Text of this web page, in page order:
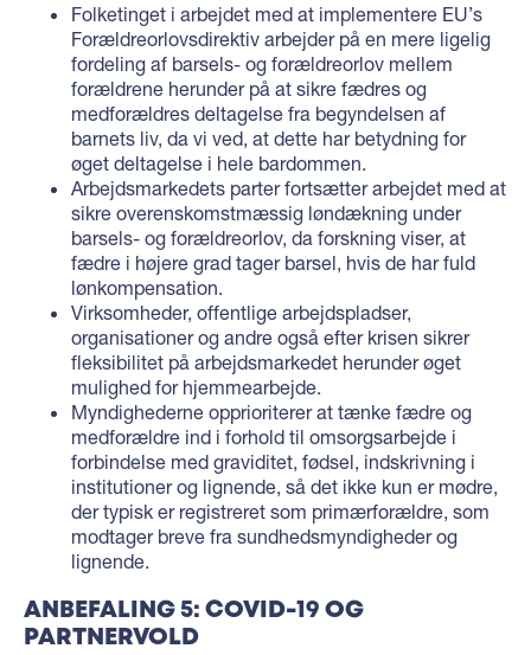
Folketinget i arbejdet med at implementere EU’s
Forældreorlovsdirektiv arbejder på en mere ligelig
fordeling af barsels- og forældreorlov mellem
forældrene herunder på at sikre fædres og
medforældres deltagelse fra begyndelsen af
barnets liv, da vi ved, at dette har betydning for
øget deltagelse i hele bardommen.
Arbejdsmarkedets parter fortsætter arbejdet med at
sikre overenskomstmæssig løndækning under
barsels- og forældreorlov, da forskning viser, at
fædre i højere grad tager barsel, hvis de har fuld
lønkompensation.
Virksomheder, offentlige arbejdspladser,
organisationer og andre også efter krisen sikrer
fleksibilitet på arbejdsmarkedet herunder øget
mulighed for hjemmearbejde.
Myndighederne opprioriterer at tænke fædre og
medforældre ind i forhold til omsorgsarbejde i
forbindelse med graviditet, fødsel, indskrivning i
institutioner og lignende, så det ikke kun er mødre,
der typisk er registreret som primærforældre, som
modtager breve fra sundhedsmyndigheder og
lignende.
ANBEFALING 5: COVID-19 OG
PARTNERVOLD